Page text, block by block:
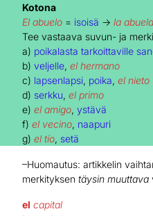
Kotona
El abuelo = isoisä → la abuela
Tee vastaava suvun- ja
a) poikalasta tarkoittaville
b) veljelle, el hermano
c) lapsenlapsi, poika, el nieto
d) serkku, el primo
e) el amigo, ystävä
f) el vecino, naapuri
g) el tío, setä
–Huomautus: artikkelin
merkityksen täysin muuttava
el capital